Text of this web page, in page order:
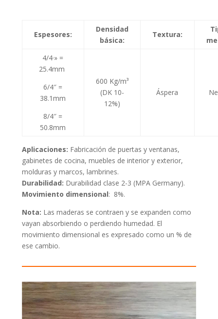
Espesores:
Densidad
básica:
Textura:
4/4·» =
25.4mm
6/4″ =
38.1mm
8/4″ =
50.8mm
600 Kg/m³
(DK 10-
12%)
Áspera
Aplicaciones: Fabricación de puertas y ventanas,
gabinetes de cocina, muebles de interior y exterior,
molduras y marcos, lambrines.
Durabilidad: Durabilidad clase 2-3 (MPA Germany).
Movimiento dimensional: 8%.
Nota: Las maderas se contraen y se expanden como
vayan absorbiendo o perdiendo humedad. El
movimiento dimensional es expresado como un % de
ese cambio.